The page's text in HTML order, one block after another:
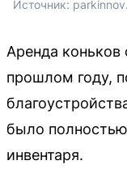
Источник:
Аренда
прошлом году,
было
инвентаря.